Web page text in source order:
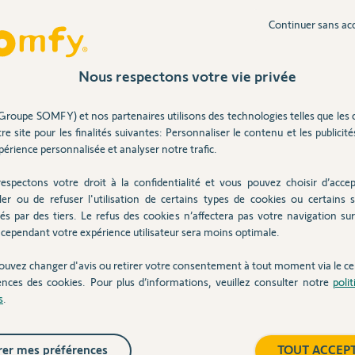
Ajouter au panier
50,90 €
moteur Freevia, LS,
400-600, LS 420/
Nous respectons votre vie privée
SOMFY) et nos partenaires utilisons des technologies telles que les
site pour les finalités suivantes: Personnaliser le contenu et les
personnalisée et analyser notre trafic.
votre droit à la confidentialité et vous pouvez choisir
ou de refuser l'utilisation de certains types de cookies ou certains
par des tiers. Le refus des cookies n’affectera pas votre navigation
votre expérience utilisateur sera moins optimale.
changer d'avis ou retirer votre consentement à tout moment via le
des cookies. Pour plus d’informations, veuillez consulter notre
Continuer sans
TOUT
mes préférences